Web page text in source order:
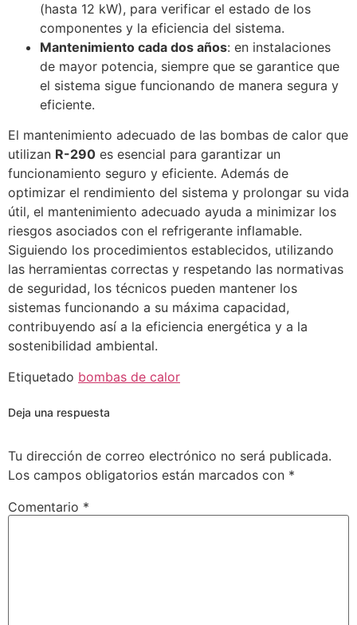
(hasta 12 kW), para verificar el estado de los
componentes y la eficiencia del sistema.
Mantenimiento cada dos años: en instalaciones
de mayor potencia, siempre que se garantice que
el sistema sigue funcionando de manera segura y
eficiente.
El mantenimiento adecuado de las bombas de calor que
utilizan R-290 es esencial para garantizar un
funcionamiento seguro y eficiente. Además de
optimizar el rendimiento del sistema y prolongar su vida
útil, el mantenimiento adecuado ayuda a minimizar los
riesgos asociados con el refrigerante inflamable.
Siguiendo los procedimientos establecidos, utilizando
las herramientas correctas y respetando las normativas
de seguridad, los técnicos pueden mantener los
sistemas funcionando a su máxima capacidad,
contribuyendo así a la eficiencia energética y a la
sostenibilidad ambiental.
Etiquetado bombas de calor
Deja una respuesta
Tu dirección de correo electrónico no será publicada.
Los campos obligatorios están marcados con *
Comentario *